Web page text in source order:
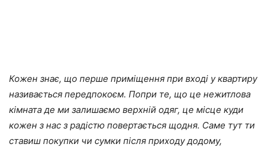
Кожен знає, що перше приміщення при вході у квартиру
називається передпокоєм. Попри те, що це нежитлова
кімната де ми залишаємо верхній одяг, це місце куди
кожен з нас з радістю повертається щодня. Саме тут ти
ставиш покупки чи сумки після приходу додому,